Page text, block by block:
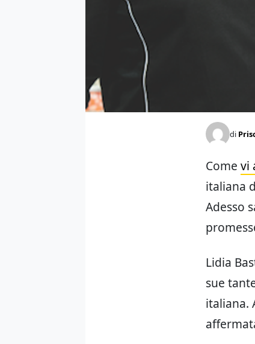
di
Come vi
italiana
Adesso
Lidia
sue
italiana.